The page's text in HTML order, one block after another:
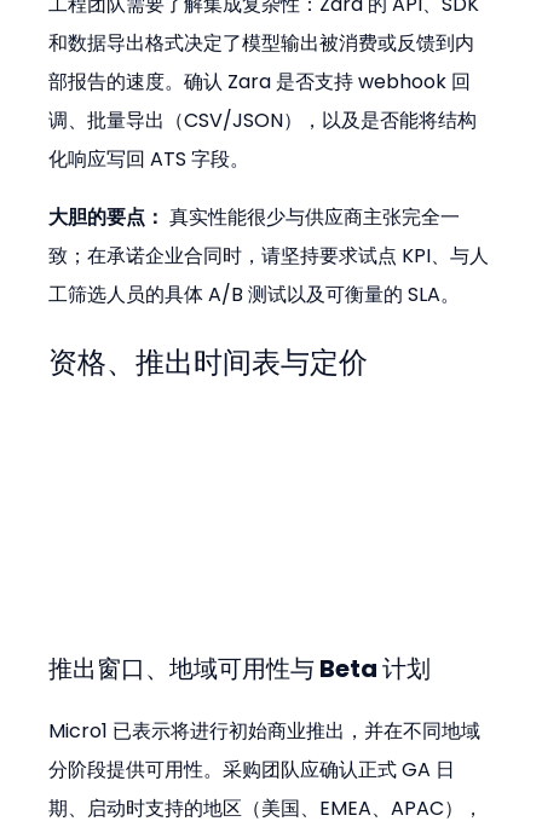
和数据导出格式决定了模型输出被消费或反馈到内
部报告的速度。确认 Zara 是否支持 webhook 回
调、批量导出（CSV/JSON），以及是否能将结构
化响应写回 ATS 字段。
大胆的要点： 真实性能很少与供应商主张完全一
致；在承诺企业合同时，请坚持要求试点 KPI、与人
工筛选人员的具体 A/B 测试以及可衡量的 SLA。
资格、推出时间表与定价
推出窗口、地域可用性与 Beta 计划
Micro1 已表示将进行初始商业推出，并在不同地域
分阶段提供可用性。采购团队应确认正式 GA 日
期、启动时支持的地区（美国、EMEA、APAC），